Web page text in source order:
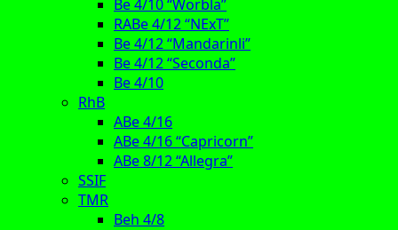
Be 4/10 “Worbla”
RABe 4/12 “NExT”
Be 4/12 “Mandarinli”
Be 4/12 “Seconda”
Be 4/10
RhB
ABe 4/16
ABe 4/16 “Capricorn”
ABe 8/12 “Allegra”
SSIF
TMR
Beh 4/8